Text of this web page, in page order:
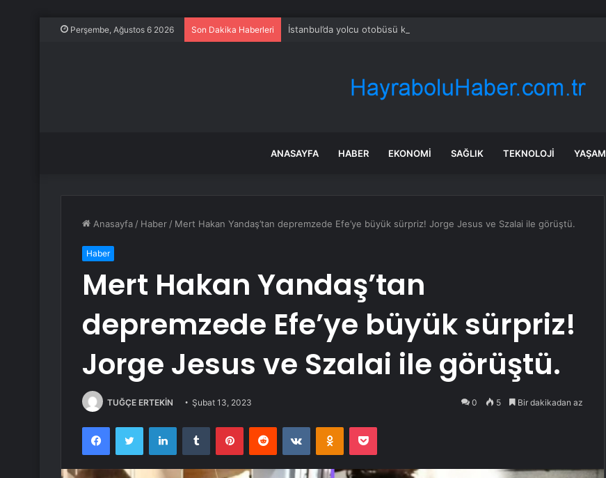
Perşembe, Ağustos 6 2026 Son Dakika Haberleri İstanbul’da yolcu otobüsü kaza yaptı: Çok sayıda yaralı var!
ANASAYFA HABER EKONOMI SAĞLIK TEKNOLOJI YAŞAM
Anasayfa / Haber / Mert Hakan Yandaş’tan depremzede Efe’ye büyük sürpriz! Jorge Jesus ve Szalai ile görüştü.
Haber
Mert Hakan Yandaş’tan
depremzede Efe’ye büyük sürpriz!
Jorge Jesus ve Szalai ile görüştü.
TUĞÇE ERTEKİN Şubat 13, 2023 0 5 Bir dakikadan az
FacebookTwitter LinkedInTumblr PinterestReddit VKontakteOdnoklassniki
Pocket